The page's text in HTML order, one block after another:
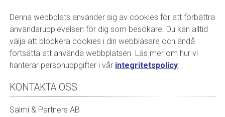
Denna webbplats använder sig av cookies för att förbättra
användarupplevelsen för dig som besökare. Du kan alltid
välja att blockera cookies i din webbläsare och ändå
fortsätta att använda webbplatsen. Läs mer om hur vi
hanterar personuppgifter i vår integritetspolicy.
KONTAKTA OSS
Salmi & Partners AB